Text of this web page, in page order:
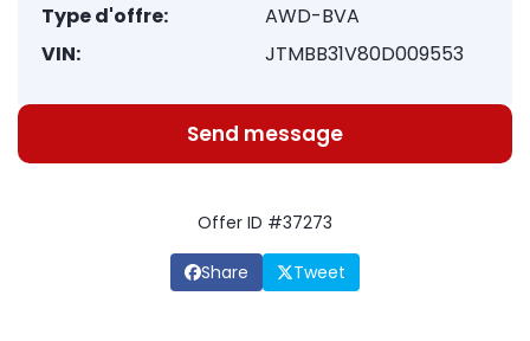
Type d'offre:
AWD-BVA
VIN:
JTMBB31V80D009553
Send message
Offer ID #37273
Share Tweet